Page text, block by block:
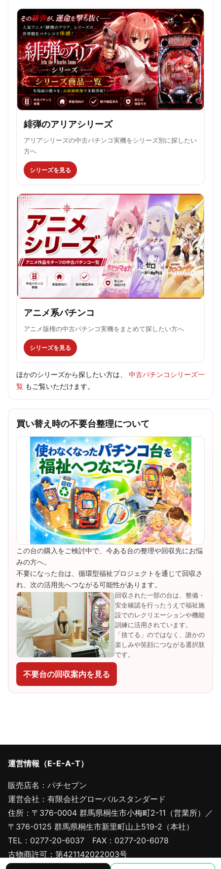
緋弾のアリアシリーズ
アリアシリーズの中古パチンコ実機をシリーズ別に探したい
方へ
シリーズを見る
アニメ系パチンコ
アニメ版権の中古パチンコ実機をまとめて探したい方へ
シリーズを見る
ほかのシリーズから探したい方は、 中古パチンコシリーズ一
覧 もご覧いただけます。
買い替え時の不要台整理について
この台の購入をご検討中で、今ある台の整理や回収先にお悩
みの方へ。
不要になった台は、循環型福祉プロジェクトを通じて回収さ
れ、次の活用先へつながる可能性があります。
回収された一部の台は、整備・
安全確認を行ったうえで福祉施
設でのレクリエーションや機能
訓練に活用されています。
「捨てる」のではなく、誰かの
楽しみや笑顔につながる選択肢
です。
不要台の回収案内を見る
運営情報（E-E-A-T）
販売店名：パチセブン
運営会社：有限会社グローバルスタンダード
住所：〒376-0004 群馬県桐生市小梅町2-11（営業所）／
〒376-0125 群馬県桐生市新里町山上519-2（本社）
TEL：0277-20-6037 FAX：0277-20-6078
古物商許可：第421142022003号